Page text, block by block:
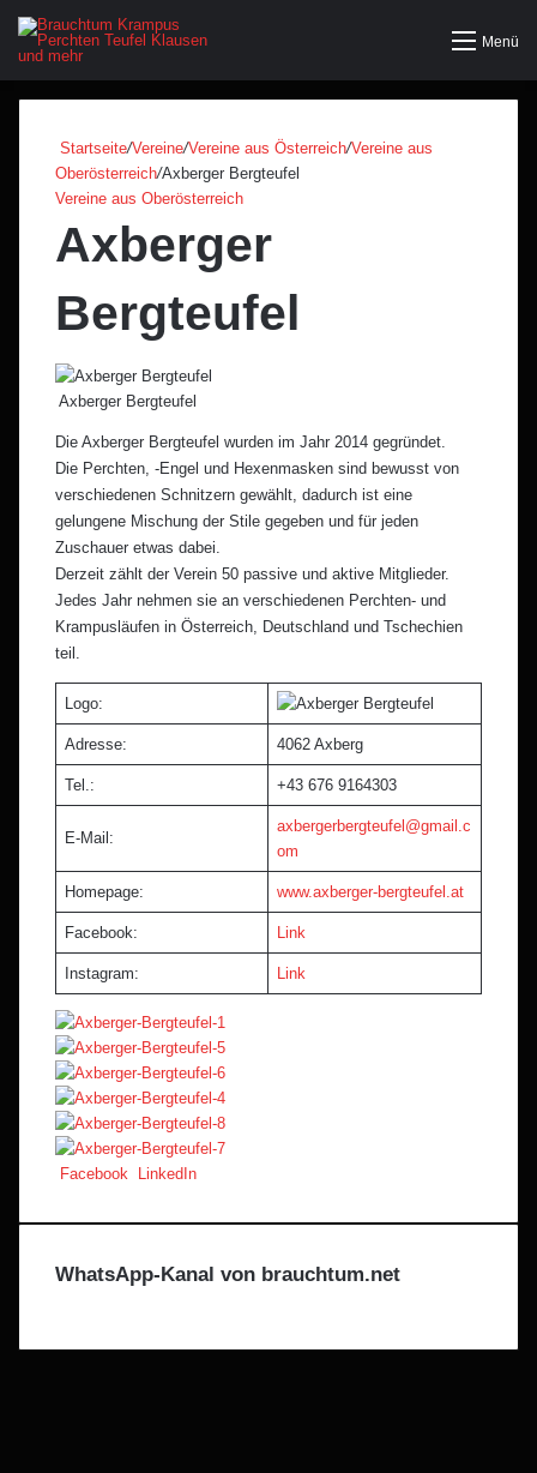
Menü
Startseite/Vereine/Vereine aus Österreich/Vereine aus
Oberösterreich/Axberger Bergteufel
Vereine aus Oberösterreich
Axberger
Bergteufel
Axberger Bergteufel
Die Axberger Bergteufel wurden im Jahr 2014 gegründet.
Die Perchten, -Engel und Hexenmasken sind bewusst von
verschiedenen Schnitzern gewählt, dadurch ist eine
gelungene Mischung der Stile gegeben und für jeden
Zuschauer etwas dabei.
Derzeit zählt der Verein 50 passive und aktive Mitglieder.
Jedes Jahr nehmen sie an verschiedenen Perchten- und
Krampusläufen in Österreich, Deutschland und Tschechien
teil.
Logo:
Adresse: 4062 Axberg
Tel.: +43 676 9164303
E-Mail:
axbergerbergteufel@gmail.c
om
Homepage: www.axberger-bergteufel.at
Facebook: Link
Instagram: Link
Facebook LinkedIn
E-
WhatsApp-Kanal von brauchtum.net